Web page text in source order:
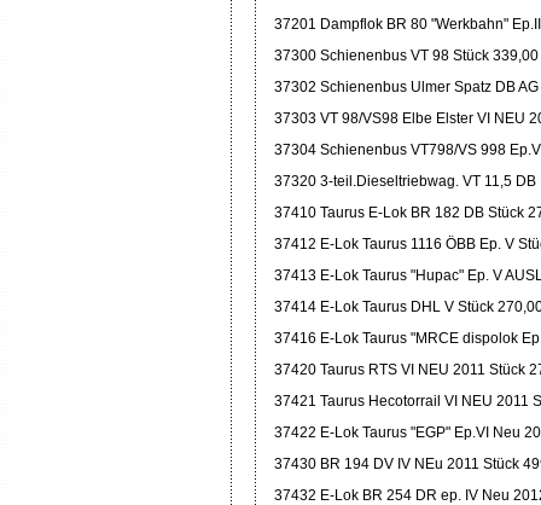
37201 Dampflok BR 80 "Werkbahn"
37300 Schienenbus VT 98 Stück 339,00
37302 Schienenbus Ulmer Spatz DB
37303 VT 98/VS98 Elbe Elster VI NEU
37304 Schienenbus VT798/VS 998
37320 3-teil.Dieseltriebwag. VT 11,5
37410 Taurus E-Lok BR 182 DB Stück
37412 E-Lok Taurus 1116 ÖBB Ep. V
37413 E-Lok Taurus "Hupac" Ep. V
37414 E-Lok Taurus DHL V Stück
37416 E-Lok Taurus "MRCE dispolok
37420 Taurus RTS VI NEU 2011 Stück
37421 Taurus Hecotorrail VI NEU 2011
37422 E-Lok Taurus "EGP" Ep.VI Neu
37430 BR 194 DV IV NEu 2011 Stück
37432 E-Lok BR 254 DR ep. IV Neu